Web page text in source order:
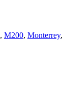
, M200, Monterrey,